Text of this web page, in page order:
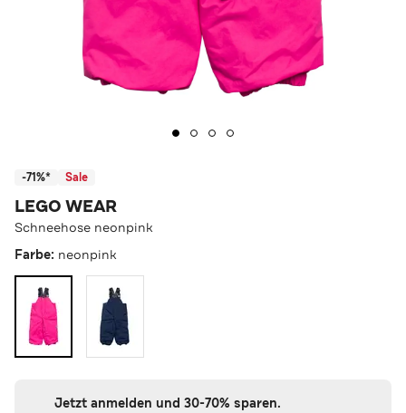
-71%* Sale
LEGO WEAR
Schneehose neonpink
Farbe: neonpink
Jetzt anmelden und 30-70% sparen.